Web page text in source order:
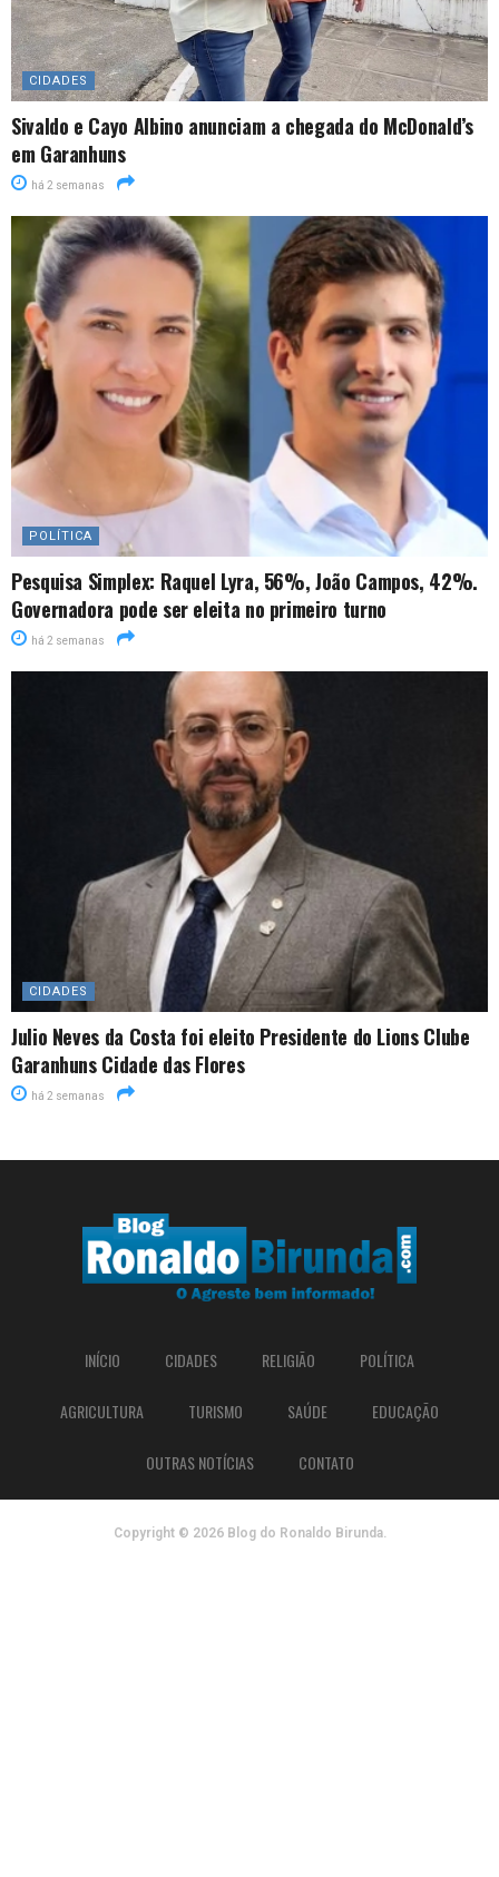
CIDADES
Sivaldo e Cayo Albino anunciam a chegada do McDonald’s
em Garanhuns
há 2 semanas
POLÍTICA
Pesquisa Simplex: Raquel Lyra, 56%, João Campos, 42%.
Governadora pode ser eleita no primeiro turno
há 2 semanas
CIDADES
Julio Neves da Costa foi eleito Presidente do Lions Clube
Garanhuns Cidade das Flores
há 2 semanas
INÍCIO CIDADES RELIGIÃO POLÍTICA
AGRICULTURA TURISMO SAÚDE EDUCAÇÃO
OUTRAS NOTÍCIAS CONTATO
Copyright © 2026 Blog do Ronaldo Birunda.